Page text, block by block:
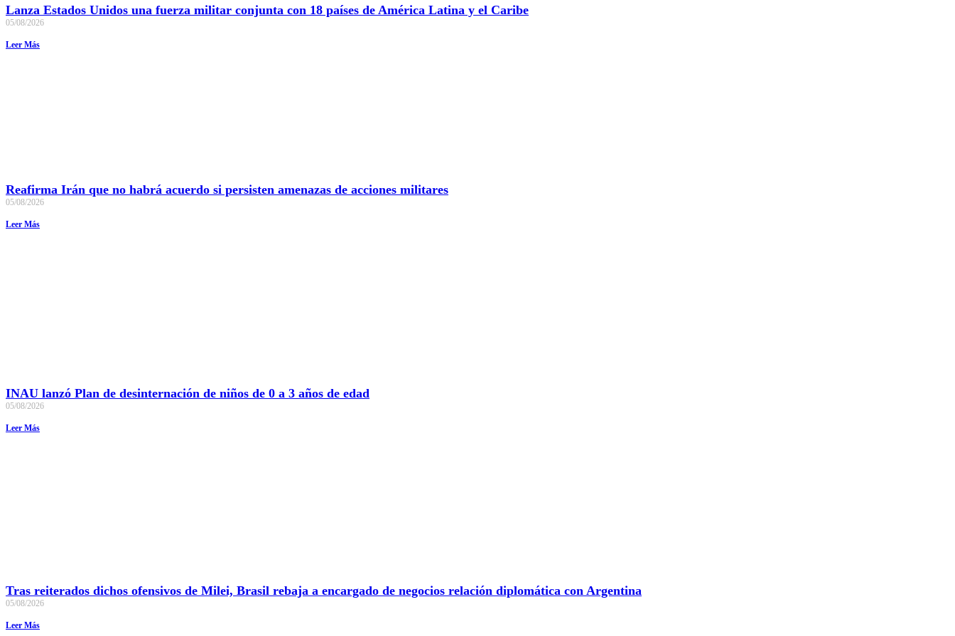
Lanza Estados Unidos una fuerza militar conjunta con 18 países de América Latina y el Caribe
05/08/2026
Leer Más
Reafirma Irán que no habrá acuerdo si persisten amenazas de acciones militares
05/08/2026
Leer Más
INAU lanzó Plan de desinternación de niños de 0 a 3 años de edad
05/08/2026
Leer Más
Tras reiterados dichos ofensivos de Milei, Brasil rebaja a encargado de negocios relación diplomática con Argentina
05/08/2026
Leer Más